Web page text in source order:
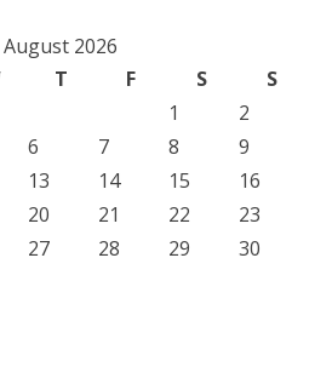
August 2026
T F S
S
1
2
6 7 8
9
13 14 15
16
20 21 22
23
27 28 29
30